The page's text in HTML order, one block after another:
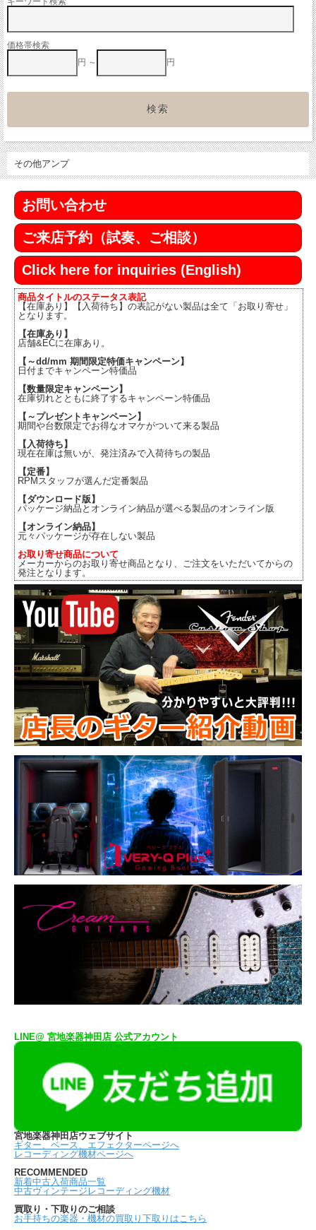
価格帯検索
円 ～
円
その他アンプ
お問い合わせ
ご来店予約（試奏、ご相談）
Click here for inquiries (English)
商品タイトルのステータス表記
【在庫あり】【入荷待ち】の表記がない製品は全て「お取り寄せ」
となります。
【在庫あり】
店舗&ECに在庫あり。
【～dd/mm 期間限定特価キャンペーン】
日付までキャンペーン特価品
【数量限定キャンペーン】
在庫切れとともに終了するキャンペーン特価品
【～プレゼントキャンペーン】
期間や台数限定でお得なオマケがついて来る製品
【入荷待ち】
現在在庫は無いが、発注済みで入荷待ちの製品
【定番】
RPMスタッフが選んだ定番製品
【ダウンロード版】
パッケージ納品とオンライン納品が選べる製品のオンライン版
【オンライン納品】
元々パッケージが存在しない製品
お取り寄せ商品について
メーカーからのお取り寄せ商品となり、ご注文をいただいてからの
発注となります。
LINE@ 宮地楽器神田店 公式アカウント
宮地楽器神田店ウェブサイト
ギター、ベース、エフェクターページへ
レコーディング機材ページへ
RECOMMENDED
新着中古入荷商品一覧
中古ヴィンテージレコーディング機材
買取り・下取りのご相談
お手持ちの楽器・機材の買取り下取りはこちら